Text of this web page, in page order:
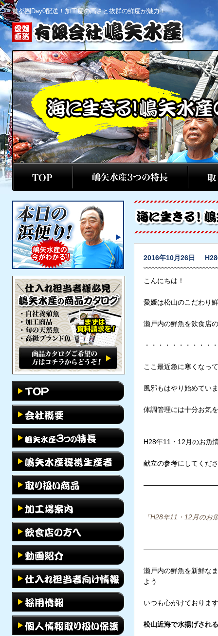
首都圏Day0配送！加工度の高さと抜群の鮮度が魅力！
2016年10月26日
こんにちは！
愛媛は松山のこだわり
瀬戸内の鮮魚を飲食店
・・・・・・・・・・
ここ最近急に寒くなっ
風邪もはやり始めてい
体調管理には十分お気
H28年11・12月のお魚
献立の参考にしてくだ
「 H28年11・12月のお
瀬戸内の鮮魚を新鮮な
よう
いつも心がけておりま
松山近海で水揚げされ